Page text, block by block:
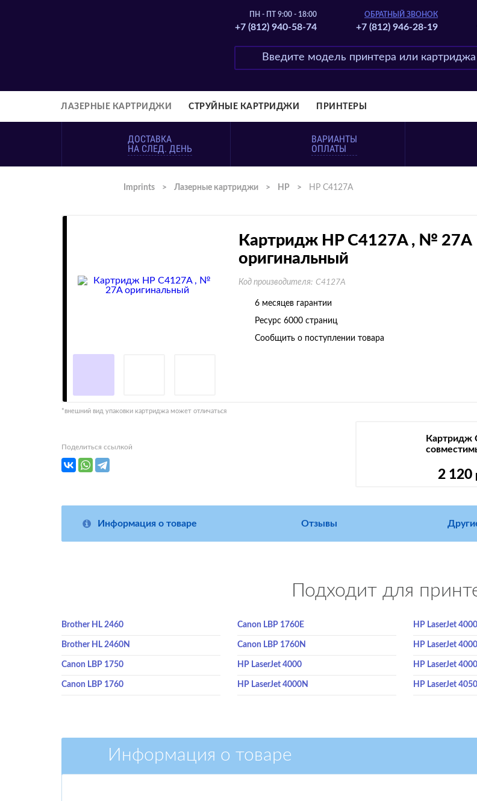
ПН - ПТ 9:00 - 18:00
+7 (812) 940-58-74
ОБРАТНЫЙ ЗВОНОК
+7 (812) 946-28-19
ЛАЗЕРНЫЕ КАРТРИДЖИ СТРУЙНЫЕ КАРТРИДЖИ ПРИНТЕРЫ
ДОСТАВКА
НА СЛЕД. ДЕНЬ
ВАРИАНТЫ
ОПЛАТЫ
Imprints > Лазерные картриджи > HP > HP C4127A
Картридж HP C4127A , № 27A
оригинальный
Код производителя: C4127A
6 месяцев гарантии
Ресурс 6000 страниц
Сообщить о поступлении товара
Картридж
2 120
*внешний вид упаковки картриджа может отличаться
Поделиться ссылкой
Информация о товаре Отзывы
Подходит для
Brother HL 2460
Brother HL 2460N
Canon LBP 1750
Canon LBP 1760
Canon LBP 1760E
Canon LBP 1760N
HP LaserJet 4000
HP LaserJet 4000N
HP LaserJet
HP LaserJet
HP LaserJet
HP LaserJet 4050
Информация о товаре